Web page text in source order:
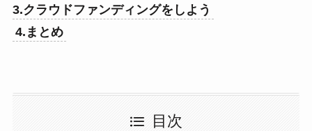
3.クラウドファンディングをしよう
4.まとめ
目次